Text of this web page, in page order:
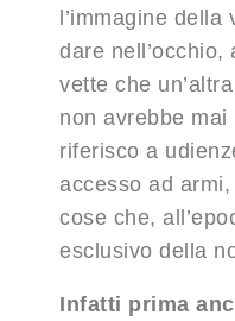
l’immagine
dare
vette che
non avrebbe
riferisco a
accesso ad
cose che,
esclusivo della
Infatti prima